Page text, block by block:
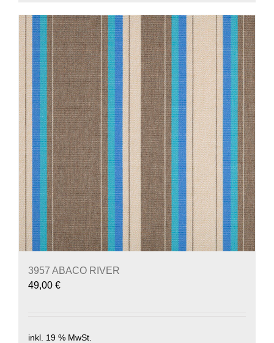
3957 ABACO RIVER
49,00 €
inkl. 19 % MwSt.